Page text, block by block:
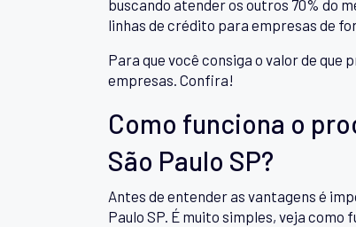
buscando atender os outros 70% do
linhas de crédito para empresas de
Para que você consiga o valor de
empresas. Confira!
Como funciona o
São Paulo SP?
Antes de entender as vantagens é
Paulo SP. É muito simples, veja como